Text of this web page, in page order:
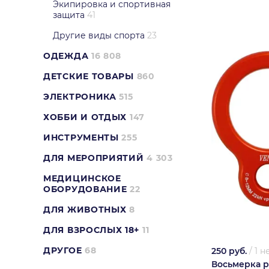
Экипировка и спортивная
защита 41
Другие виды спорта 23
ОДЕЖДА 16 808
ДЕТСКИЕ ТОВАРЫ 860
ЭЛЕКТРОНИКА 515
ХОББИ И ОТДЫХ 147
ИНСТРУМЕНТЫ 255
ДЛЯ МЕРОПРИЯТИЙ 4 303
МЕДИЦИНСКОЕ
ОБОРУДОВАНИЕ 22
ДЛЯ ЖИВОТНЫХ 8
ДЛЯ ВЗРОСЛЫХ 18+ 11
ДРУГОЕ 68 250 руб. / 1
Восьмерка